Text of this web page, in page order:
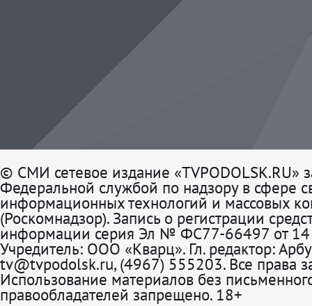
© СМИ сетевое издание «TVPODOLSK.RU»
Федеральной службой по надзору в сфере
информационных технологий и массовых
(Роскомнадзор). Запись о регистрации
информации серия Эл № ФС77-66497 от 14
Учредитель: ООО «Кварц». Гл. редактор:
tv@tvpodolsk.ru, (4967) 555203. Все права
Использование материалов без
правообладателей запрещено. 18+